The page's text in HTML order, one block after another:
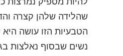
שהלידה שלהן קצרה
הטבעיות הזו עושה
נשים שבסוף נאלצות